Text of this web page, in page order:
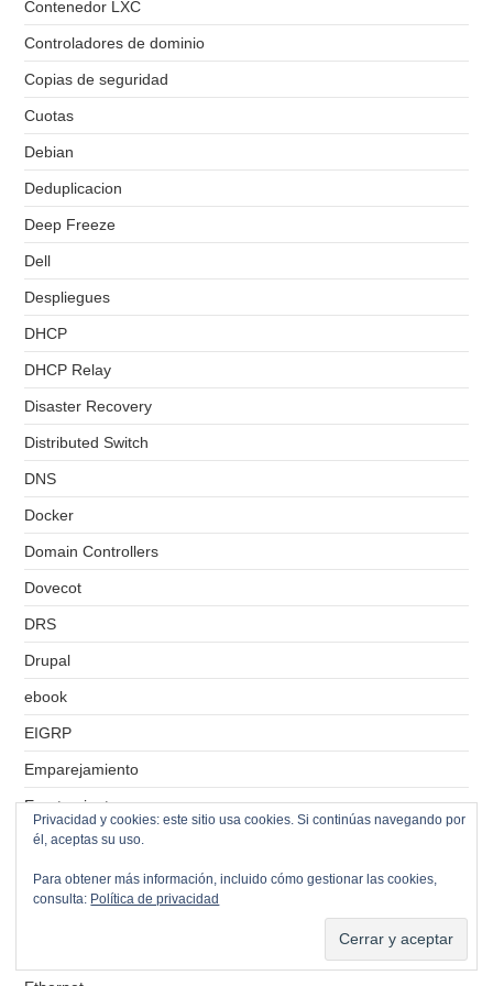
Contenedor LXC
Controladores de dominio
Copias de seguridad
Cuotas
Debian
Deduplicacion
Deep Freeze
Dell
Despliegues
DHCP
DHCP Relay
Disaster Recovery
Distributed Switch
DNS
Docker
Domain Controllers
Dovecot
DRS
Drupal
ebook
EIGRP
Emparejamiento
Enrutamiento
Entidad emisora de certificados
Escritorio remoto
Privacidad y cookies: este sitio usa cookies. Si continúas navegando por
él, aceptas su uso.
Para obtener más información, incluido cómo gestionar las cookies,
consulta: Política de privacidad